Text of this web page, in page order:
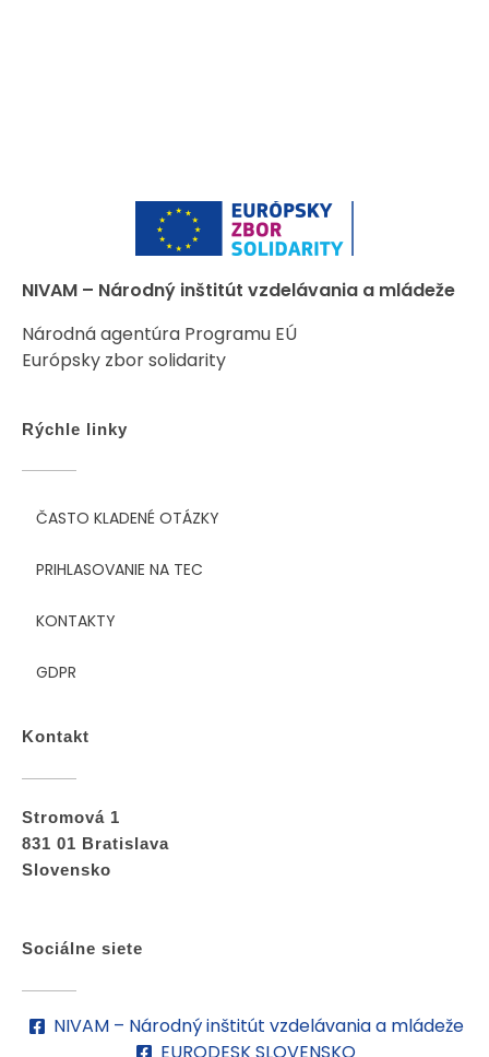
NIVAM – Národný inštitút vzdelávania a mládeže
Národná agentúra Programu EÚ
Európsky zbor solidarity
Rýchle linky
ČASTO KLADENÉ OTÁZKY
PRIHLASOVANIE NA TEC
KONTAKTY
GDPR
Kontakt
Stromová 1
831 01 Bratislava
Slovensko
Sociálne siete
NIVAM – Národný inštitút vzdelávania a mládeže
EURODESK SLOVENSKO